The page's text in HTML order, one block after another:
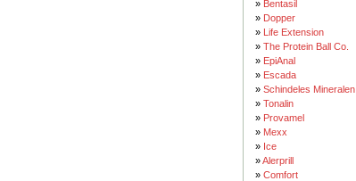
» Bentasil
» Dopper
» Life Extension
» The Protein Ball Co.
» EpiAnal
» Escada
» Schindeles Mineralen
» Tonalin
» Provamel
» Mexx
» Ice
»Alerprill
» Comfort